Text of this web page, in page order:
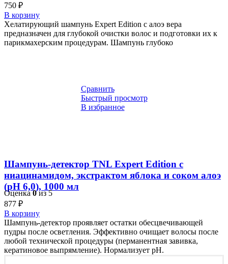
750 ₽
В корзину
Хелатирующий шампунь Expert Edition с алоэ вера
предназначен для глубокой очистки волос и подготовки их к
парикмахерским процедурам. Шампунь глубоко
Сравнить
Быстрый просмотр
В избранное
Шампунь-детектор TNL Expert Edition с
ниацинамидом, экстрактом яблока и соком алоэ
(рН 6,0), 1000 мл
Оценка0из 5
877 ₽
В корзину
Шампунь-детектор проявляет остатки обесцвечивающей
пудры после осветления. Эффективно очищает волосы после
любой технической процедуры (перманентная завивка,
кератиновое выпрямление). Нормализует pH.